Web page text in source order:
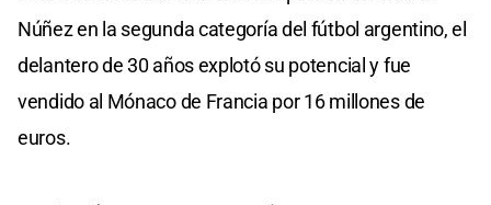
Núñez en la segunda categoría del fútbol argentino, el
delantero de 30 años explotó su potencial y fue
vendido al Mónaco de Francia por 16 millones de
euros.